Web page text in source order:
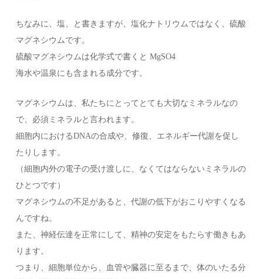
ちなみに、塩、と書きますが、塩化ナトリウムではなく、硫酸
マグネシウムです。
硫酸マグネシウムは化学式で書くと MgSO4
海水や温泉にも含まれる成分です。
マグネシウムは、私たちにとってとても大切なミネラルなの
で、必須ミネラルと言われます。
細胞内におけるDNAの合成や、修復、エネルギー代謝を促し
たりします。
（細胞内外の電子の受け渡しに、なくてはならないミネラルの
ひとつです）
マグネシウムの不足があると、代謝の低下がおこりやすくなる
んですね。
また、神経伝達を正常にして、精神の安定をもたらす働きもあ
ります。
つまり、細胞単位から、血管や臓器に至るまで、体のいたる分